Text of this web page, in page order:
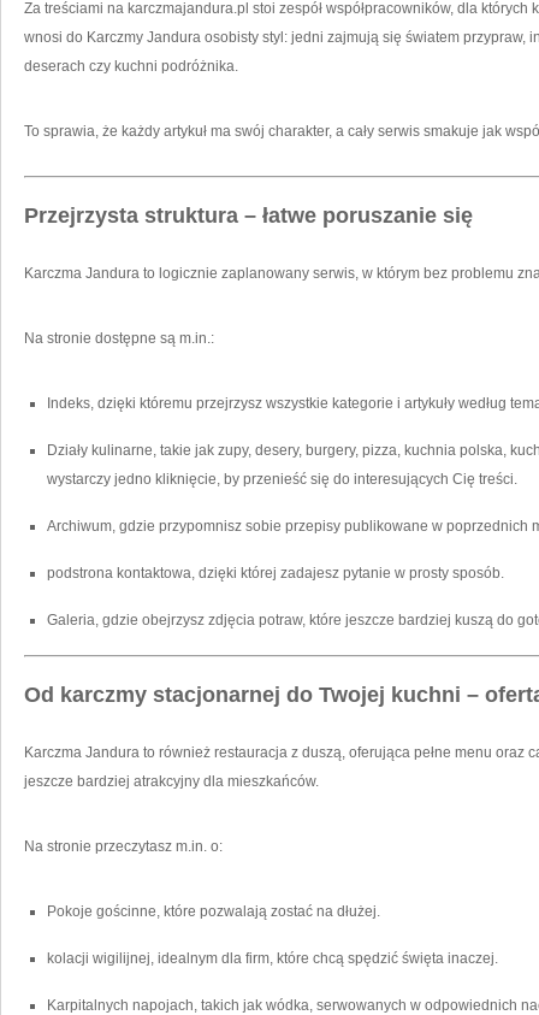
Za treściami na karczmajandura.pl stoi zespół współpracowników, dla których
wnosi do Karczmy Jandura osobisty styl: jedni zajmują się światem przypraw,
deserach czy kuchni podróżnika.
To sprawia, że każdy artykuł ma swój charakter, a cały serwis smakuje jak
Przejrzysta struktura – łatwe poruszanie się
Karczma Jandura to logicznie zaplanowany serwis, w którym bez problemu
Na stronie dostępne są m.in.:
Indeks, dzięki któremu przejrzysz wszystkie kategorie i artykuły według
Działy kulinarne, takie jak zupy, desery, burgery, pizza, kuchnia polska,
wystarczy jedno kliknięcie, by przenieść się do interesujących Cię treści.
Archiwum, gdzie przypomnisz sobie przepisy publikowane w poprzednich
podstrona kontaktowa, dzięki której zadajesz pytanie w prosty sposób.
Galeria, gdzie obejrzysz zdjęcia potraw, które jeszcze bardziej kuszą do
Od karczmy stacjonarnej do Twojej kuchni –
Karczma Jandura to również restauracja z duszą, oferująca pełne menu oraz
jeszcze bardziej atrakcyjny dla mieszkańców.
Na stronie przeczytasz m.in. o:
Pokoje gościnne, które pozwalają zostać na dłużej.
kolacji wigilijnej, idealnym dla firm, które chcą spędzić święta inaczej.
Karpitalnych napojach, takich jak wódka, serwowanych w odpowiednich